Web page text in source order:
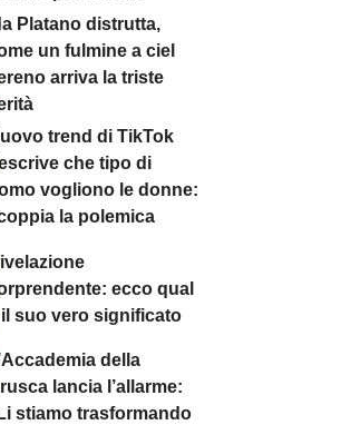
Platano distrutta,
un fulmine a ciel
arriva la triste
trend di TikTok
che tipo di
vogliono le donne:
la polemica
ecco qual
suo vero significato
della
lancia l’allarme:
stiamo trasformando